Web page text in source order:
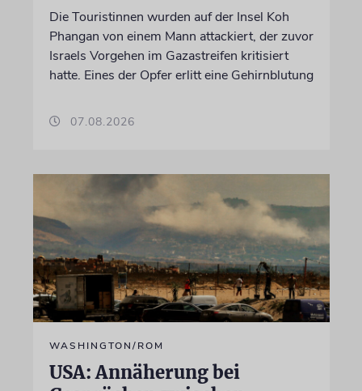
Die Touristinnen wurden auf der Insel Koh
Phangan von einem Mann attackiert, der zuvor
Israels Vorgehen im Gazastreifen kritisiert
hatte. Eines der Opfer erlitt eine Gehirnblutung
07.08.2026
WASHINGTON/ROM
USA: Annäherung bei